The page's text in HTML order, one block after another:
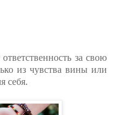
за свою
из чувства вины или
себя.